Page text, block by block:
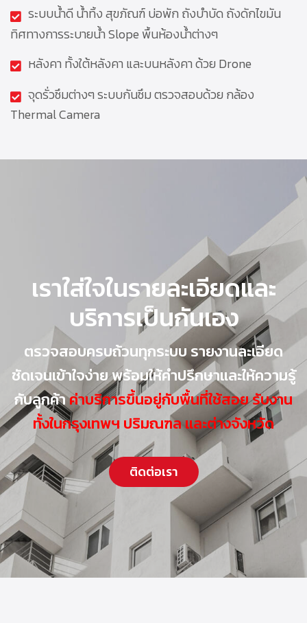
ระบบน้ำดี น้ำทิ้ง สุขภัณฑ์ บ่อพัก ถังบำบัด ถังดักไขมัน
ทิศทางการระบายน้ำ Slope พื้นห้องน้ำต่างๆ
หลังคา ทั้งใต้หลังคา และบนหลังคา ด้วย Drone
จุดรั่วซึมต่างๆ ระบบกันซึม ตรวจสอบด้วย กล้อง
Thermal Camera
เราใส่ใจในรายละเอียดและ
บริการเป็นกันเอง
ตรวจสอบครบถ้วนทุกระบบ รายงานละเอียด
ชัดเจนเข้าใจง่าย พร้อมให้คำปรึกษาและให้ความรู้
กับลูกค้าค่าบริการขึ้นอยู่กับพื้นที่ใช้สอย รับงาน
ทั้งในกรุงเทพฯ ปริมณฑล และต่างจังหวัด
ติดต่อเรา